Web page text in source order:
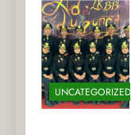
UNCATEGORIZED